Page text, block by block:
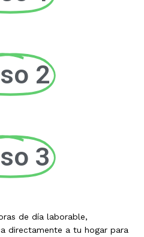
2
3
de día laborable,
directamente a tu hogar para